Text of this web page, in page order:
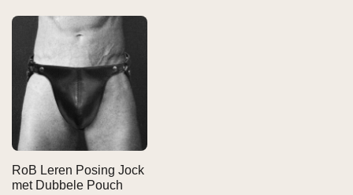
RoB Leren Posing Jock
met Dubbele Pouch